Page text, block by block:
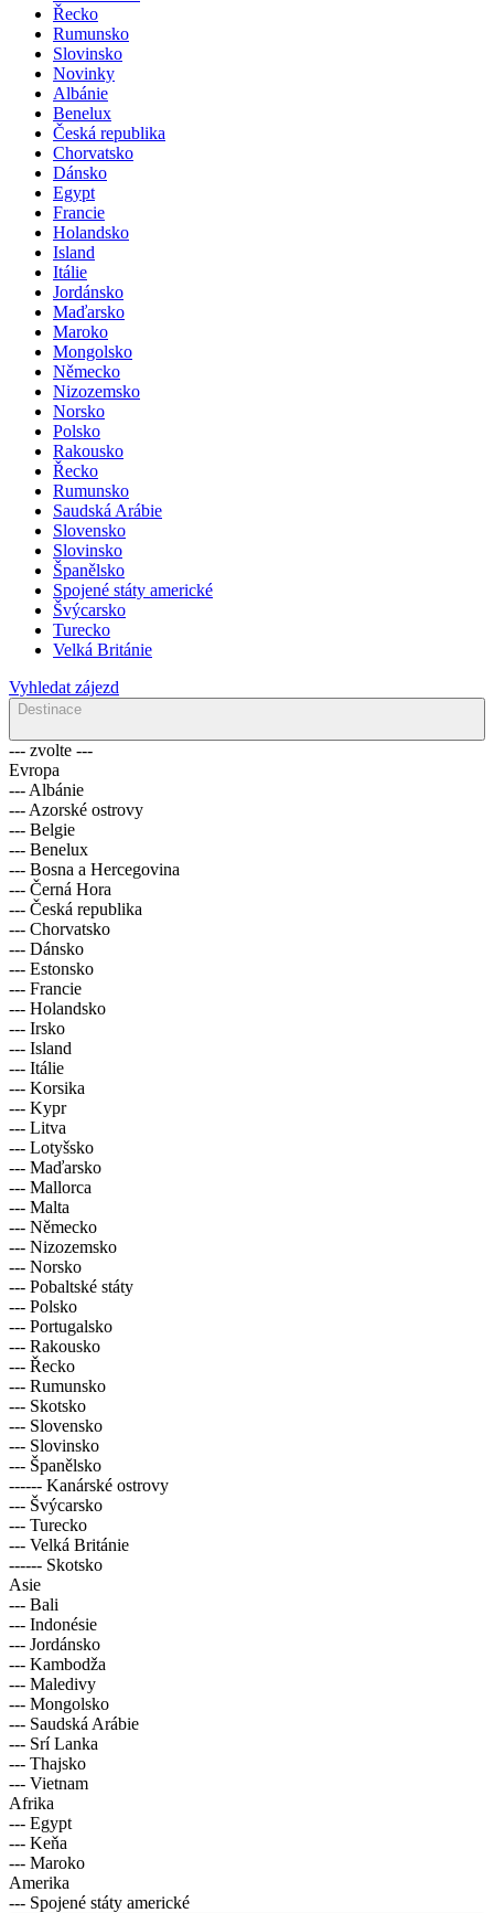
Řecko
Rumunsko
Slovinsko
Novinky
Albánie
Benelux
Česká republika
Chorvatsko
Dánsko
Egypt
Francie
Holandsko
Island
Itálie
Jordánsko
Maďarsko
Maroko
Mongolsko
Německo
Nizozemsko
Norsko
Polsko
Rakousko
Řecko
Rumunsko
Saudská Arábie
Slovensko
Slovinsko
Španělsko
Spojené státy americké
Švýcarsko
Turecko
Velká Británie
Vyhledat zájezd
Destinace
--- zvolte ---
Evropa
--- Albánie
--- Azorské ostrovy
--- Belgie
--- Benelux
--- Bosna a Hercegovina
--- Černá Hora
--- Česká republika
--- Chorvatsko
--- Dánsko
--- Estonsko
--- Francie
--- Holandsko
--- Irsko
--- Island
--- Itálie
--- Korsika
--- Kypr
--- Litva
--- Lotyšsko
--- Maďarsko
--- Mallorca
--- Malta
--- Německo
--- Nizozemsko
--- Norsko
--- Pobaltské státy
--- Polsko
--- Portugalsko
--- Rakousko
--- Řecko
--- Rumunsko
--- Skotsko
--- Slovensko
--- Slovinsko
--- Španělsko
------ Kanárské ostrovy
--- Švýcarsko
--- Turecko
--- Velká Británie
------ Skotsko
Asie
--- Bali
--- Indonésie
--- Jordánsko
--- Kambodža
--- Maledivy
--- Mongolsko
--- Saudská Arábie
--- Srí Lanka
--- Thajsko
--- Vietnam
Afrika
--- Egypt
--- Keňa
--- Maroko
Amerika
--- Spojené státy americké